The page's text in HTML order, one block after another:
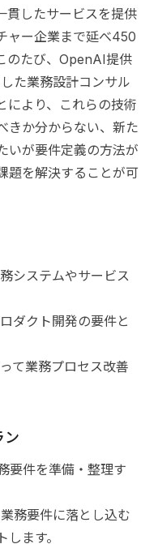
貫したサービスを提供
ャー企業まで延べ450
のたび、OpenAI提供
た業務設計コンサル
により、これらの技術
きか分からない、新た
いが要件定義の方法が
題を解決することが可
システムやサービス
ダクト開発の要件と
て業務プロセス改善
ン
要件を準備・整理す
務要件に落とし込む
ます。